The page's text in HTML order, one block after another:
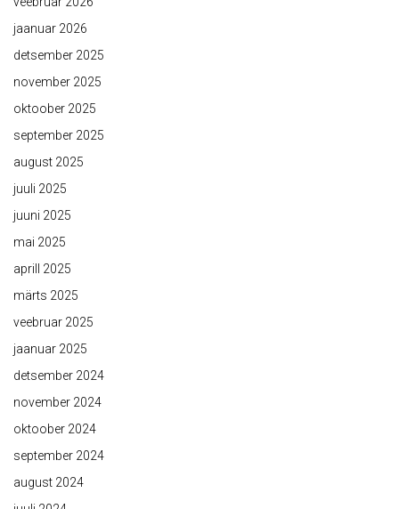
jaanuar 2026
detsember 2025
november 2025
oktoober 2025
september 2025
august 2025
juuli 2025
juuni 2025
mai 2025
aprill 2025
märts 2025
veebruar 2025
jaanuar 2025
detsember 2024
november 2024
oktoober 2024
september 2024
august 2024